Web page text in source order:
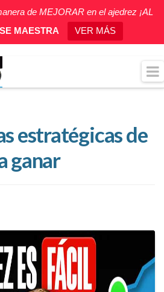
de MEJORAR en el ajedrez ¡AL
MAESTRA VER MÁS
estratégicas de
ganar